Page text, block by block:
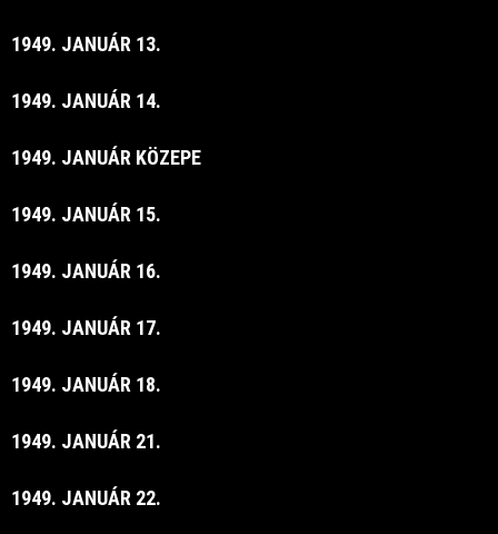
1949. JANUÁR 13.
1949. JANUÁR 14.
1949. JANUÁR KÖZEPE
1949. JANUÁR 15.
1949. JANUÁR 16.
1949. JANUÁR 17.
1949. JANUÁR 18.
1949. JANUÁR 21.
1949. JANUÁR 22.